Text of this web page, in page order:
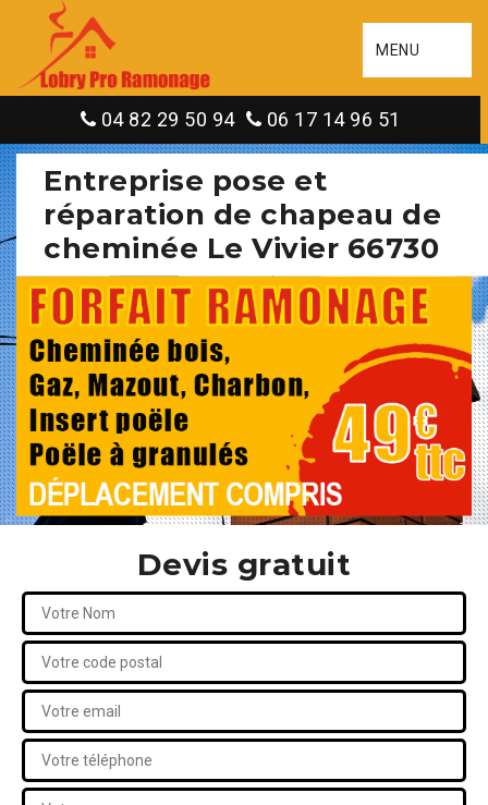
MENU
04 82 29 50 94 06 17 14 96 51
Entreprise pose et
réparation de chapeau de
cheminée Le Vivier 66730
Devis gratuit